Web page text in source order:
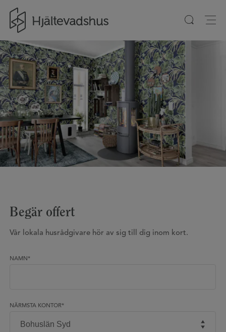
Begär offert
Vår lokala husrådgivare hör av sig till dig inom kort.
NAMN*
NÄRMSTA KONTOR*